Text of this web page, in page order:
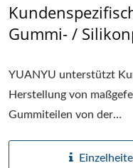
Gummi- /
YUANYU unterstützt
Herstellung von
Gummiteilen von der